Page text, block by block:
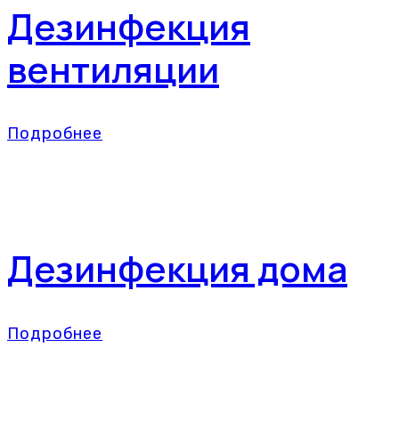
Дезинфекция
вентиляции
Подробнее
Дезинфекция дома
Подробнее